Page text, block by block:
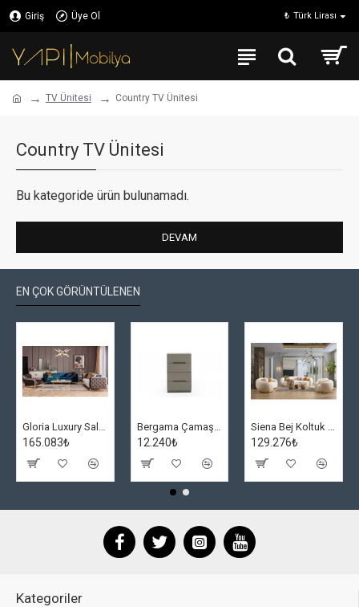
Giriş Üye Ol ₺ Türk Lirası
TV Ünitesi Country TV Ünitesi
Country TV Ünitesi
Bu kategoride ürün bulunamadı.
DEVAM
EN ÇOK GÖRÜNTÜLENEN
Gloria Luxury Salon Takımı
165.083₺
Bergama Çamaşırlık
12.240₺
Siena Bej Koltuk Takımı
129.276₺
Kategoriler